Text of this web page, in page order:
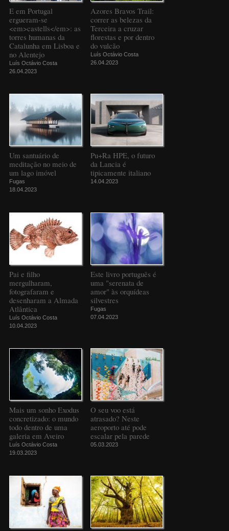
E em Portugal
ergueram-se
<em>castells</em>: as
torres humanas da
Catalunha em Lisboa e
no Alentejo
Luís Octávio Costa
26.04.2023
Azores Bravos Trail:
correr as belezas da
Terceira a cruzar
florestas e por dentro
do vulcão
Luís Octávio Costa
26.04.2023
Um santuário de
meditação no meio de
um lago imóvel
Fugas
18.04.2023
Pu+Ra HPE, o futuro
da Lancia é
tipicamente italiano
14.04.2023
Pai e filho
mergulharam,
fotografaram e
desenharam a Almada
Atlântica
Luís Octávio Costa
10.04.2023
Este livro português é
uma "serenata de
amor" às orquídeas
silvestres
Fugas
07.04.2023
Mais um sonho Exodus
concretizado: o mundo
todo dentro de uma
galeria em Aveiro
Luís Octávio Costa
19.03.2023
O seu voo está
atrasado? Neste
aeroporto até pode
escalar pela parede
05.03.2023